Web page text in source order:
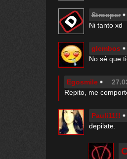
Strooper
Ni tanto xd
glembos
No sé que
Egosmile
Repito, me
Pauli11!!
depilate.